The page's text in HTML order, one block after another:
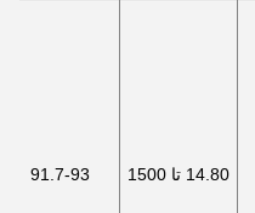
14.80 تا 1500 91.7-93